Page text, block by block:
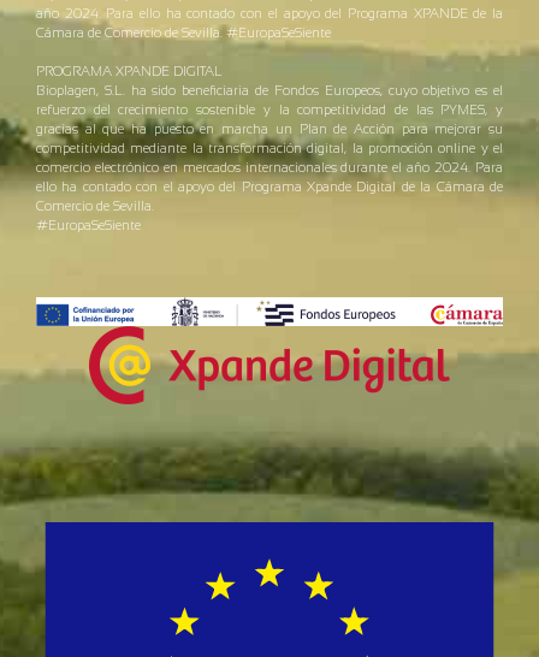
año 2024. Para ello ha contado con el apoyo del Programa XPANDE de la
Cámara de Comercio de Sevilla. #EuropaSeSiente
PROGRAMA XPANDE DIGITAL
Bioplagen, S.L. ha sido beneficiaria de Fondos Europeos, cuyo objetivo es el
refuerzo del crecimiento sostenible y la competitividad de las PYMES, y
gracias al que ha puesto en marcha un Plan de Acción para mejorar su
competitividad mediante la transformación digital, la promoción online y el
comercio electrónico en mercados internacionales durante el año 2024. Para
ello ha contado con el apoyo del Programa Xpande Digital de la Cámara de
Comercio de Sevilla.
#EuropaSeSiente